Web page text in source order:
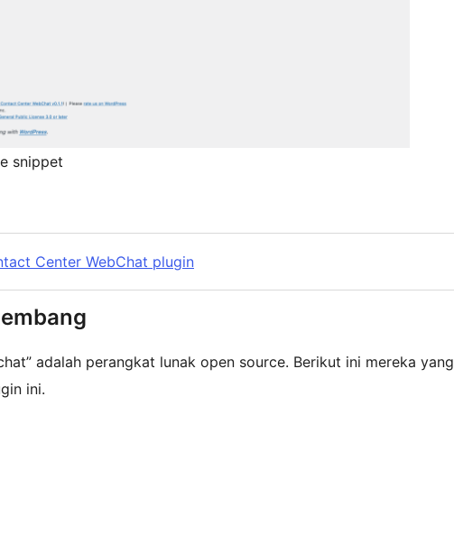
snippet
Center WebChat plugin
adalah perangkat lunak open source. Berikut ini mereka yang
ini.